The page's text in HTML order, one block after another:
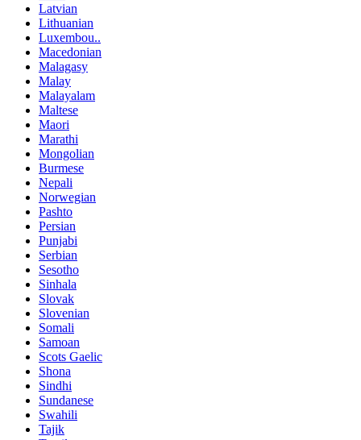
Latvian
Lithuanian
Luxembou..
Macedonian
Malagasy
Malay
Malayalam
Maltese
Maori
Marathi
Mongolian
Burmese
Nepali
Norwegian
Pashto
Persian
Punjabi
Serbian
Sesotho
Sinhala
Slovak
Slovenian
Somali
Samoan
Scots Gaelic
Shona
Sindhi
Sundanese
Swahili
Tajik